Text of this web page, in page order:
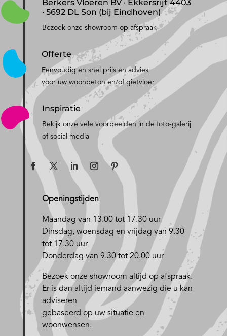
Berkers Vloeren BV · Ekkersrijt 4403
· 5692 DL Son (bij Eindhoven)
Bezoek onze showroom op afspraak
Offerte
Eenvoudig en snel prijs en advies
voor uw woonbeton en/of gietvloer
Inspiratie
Bekijk onze vele voorbeelden in de foto-galerij
of social media
Openingstijden
Maandag van 13.00 tot 17.30 uur
Dinsdag, woensdag en vrijdag van 9.30
tot 17.30 uur
Donderdag van 9.30 tot 20.00 uur
Bezoek onze showroom altijd op afspraak.
Er is dan altijd iemand aanwezig die u kan
adviseren
gebaseerd op uw situatie en
woonwensen.